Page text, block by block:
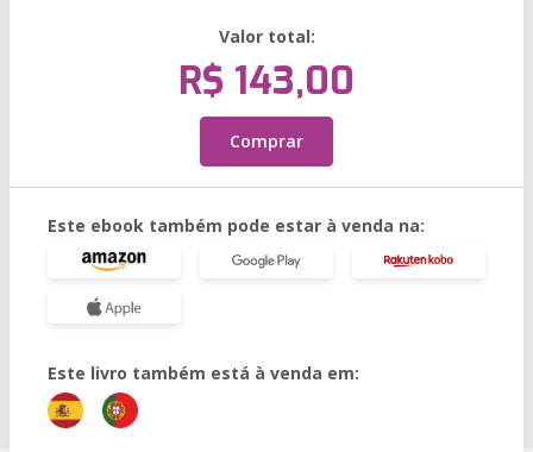
Valor total:
R$ 143,00
Comprar
Este ebook também pode estar à venda na:
Este livro também está à venda em: